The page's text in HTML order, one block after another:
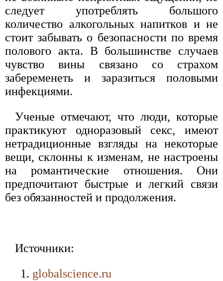
следует употреблять большого
количество алкогольных напитков и не
стоит забывать о безопасности по время
полового акта. В большинстве случаев
чувство вины связано со страхом
забеременеть и заразиться половыми
инфекциями.
Ученые отмечают, что люди, которые
практикуют одноразовый секс, имеют
нетрадиционные взгляды на некоторые
вещи, склонны к изменам, не настроены
на романтические отношения. Они
предпочитают быстрые и легкий связи
без обязанностей и продолжения.
Источники:
globalscience.ru